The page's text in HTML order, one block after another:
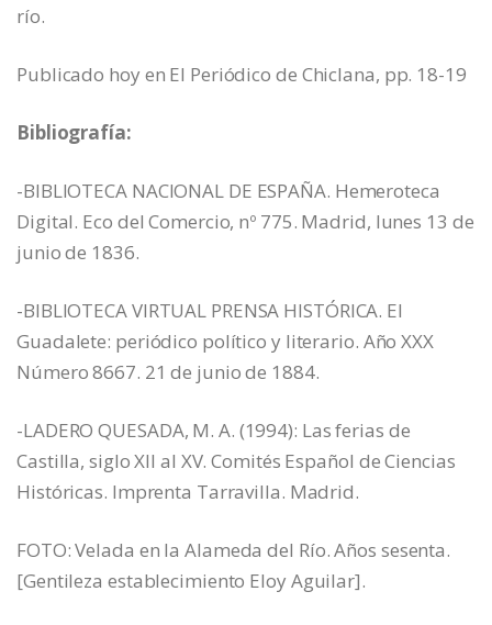
río.
Publicado hoy en El Periódico de Chiclana, pp. 18-19
Bibliografía:
-BIBLIOTECA NACIONAL DE ESPAÑA. Hemeroteca
Digital. Eco del Comercio, nº 775. Madrid, lunes 13 de
junio de 1836.
-BIBLIOTECA VIRTUAL PRENSA HISTÓRICA. El
Guadalete: periódico político y literario. Año XXX
Número 8667. 21 de junio de 1884.
-LADERO QUESADA, M. A. (1994): Las ferias de
Castilla, siglo XII al XV. Comités Español de Ciencias
Históricas. Imprenta Tarravilla. Madrid.
FOTO: Velada en la Alameda del Río. Años sesenta.
[Gentileza establecimiento Eloy Aguilar].